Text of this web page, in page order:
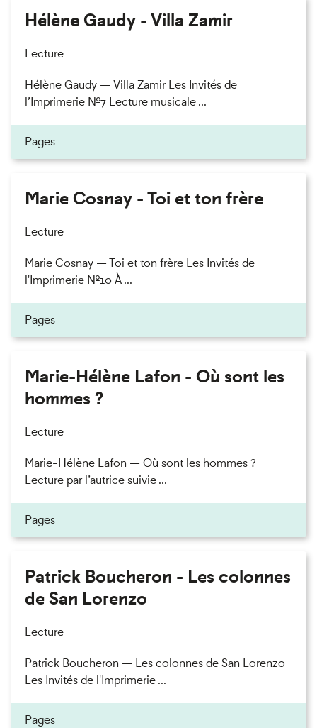
Hélène Gaudy - Villa Zamir
Lecture
Hélène Gaudy — Villa Zamir Les Invités de
l’Imprimerie n°7 Lecture musicale ...
Pages
Marie Cosnay - Toi et ton frère
Lecture
Marie Cosnay — Toi et ton frère Les Invités de
l'Imprimerie n°10 À ...
Pages
Marie-Hélène Lafon - Où sont les
hommes ?
Lecture
Marie-Hélène Lafon — Où sont les hommes ?
Lecture par l’autrice suivie ...
Pages
Patrick Boucheron - Les colonnes
de San Lorenzo
Lecture
Patrick Boucheron — Les colonnes de San Lorenzo
Les Invités de l'Imprimerie ...
Pages